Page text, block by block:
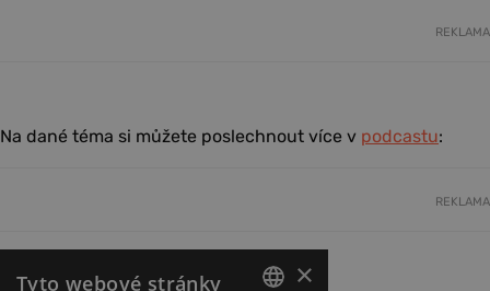
REKLAMA
Na dané téma si můžete poslechnout více v podcastu:
REKLAMA